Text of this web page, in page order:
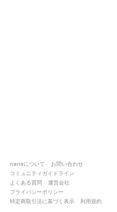
nanaについて
お問い合わせ
コミュニティガイドライン
よくある質問
運営会社
プライバシーポリシー
特定商取引法に基づく表示
利用規約